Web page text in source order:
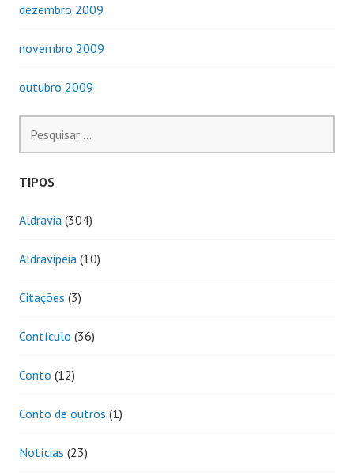
dezembro 2009
novembro 2009
outubro 2009
por:
TIPOS
Aldravia (304)
Aldravipeia (10)
Citações (3)
Contículo (36)
Conto (12)
Conto de outros (1)
Notícias (23)